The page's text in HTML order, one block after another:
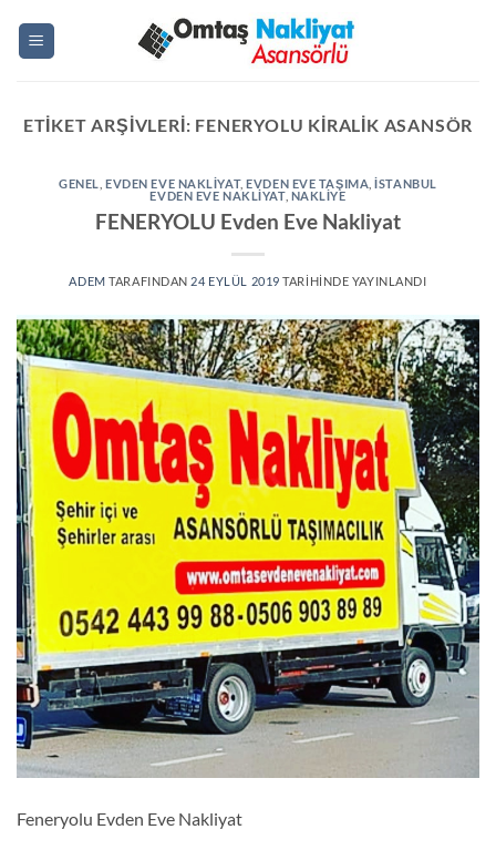
ETIKET ARŞIVLERI: FENERYOLU KIRALIK ASANSÖR
GENEL ,EVDEN EVE NAKLIYAT,EVDEN EVE TAŞIMA ,ISTANBUL
EVDEN EVE NAKLIYAT, NAKLIYE
FENERYOLU Evden Eve Nakliyat
ADEM TARAFINDAN 24 EYLÜL 2019 TARIHINDE YAYINLANDI
Feneryolu Evden Eve Nakliyat